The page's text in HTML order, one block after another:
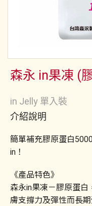
森永 in果凍 (
in Jelly 單入裝
介紹說明
簡單補充膠原蛋白
in！
《產品特色》
森永in果凍－膠原蛋
膚支撐力及彈性而長